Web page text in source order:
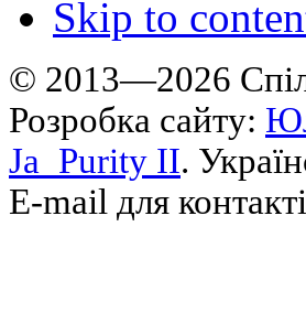
Skip to
© 2013—2026
Розробка сайту:
Ja_Purity II.
E-mail для